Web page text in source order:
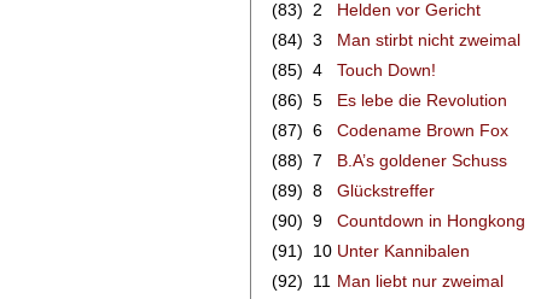
(83)
2
Helden vor Gericht
(84) 3
Man stirbt nicht zweimal
(85) 4
Touch Down!
(86) 5
Es lebe die Revolution
(87) 6
Codename Brown Fox
(88) 7
B.A’s goldener Schuss
(89) 8
Glückstreffer
(90) 9
Countdown in Hongkong
(91)
10 Unter Kannibalen
(92)
11 Man liebt nur zweimal